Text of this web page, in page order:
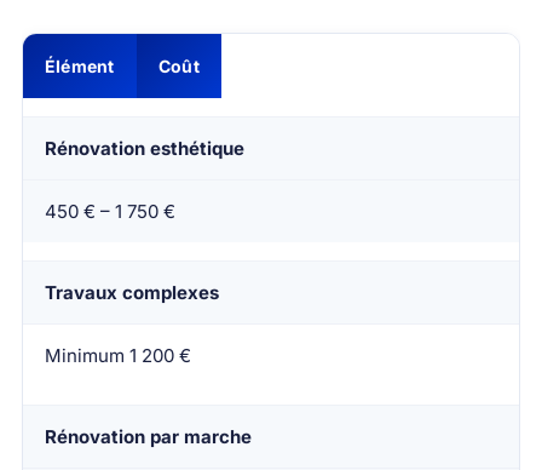
Élément Coût
Rénovation esthétique
450 € – 1 750 €
Travaux complexes
Minimum 1 200 €
Rénovation par marche